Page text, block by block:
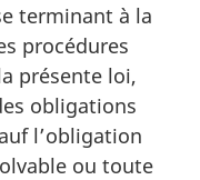
terminant à la
procédures
présente loi,
obligations
l’obligation
ou toute